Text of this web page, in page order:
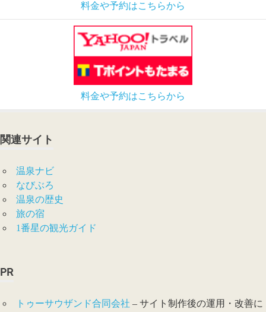
料金や予約はこちらから
料金や予約はこちらから
関連サイト
温泉ナビ
なびぶろ
温泉の歴史
旅の宿
1番星の観光ガイド
PR
トゥーサウザンド合同会社 – サイト制作後の運用・改善に